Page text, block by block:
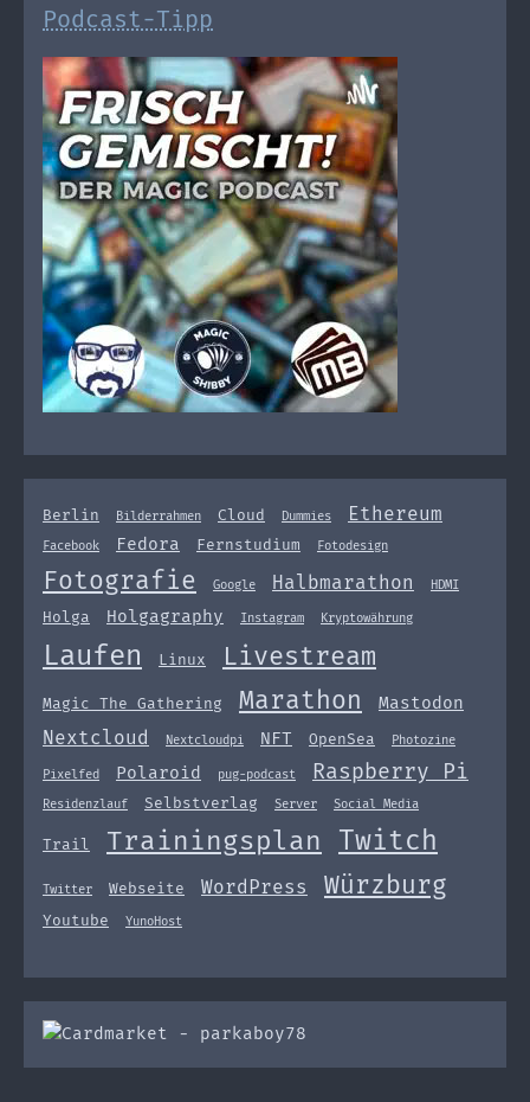
Podcast-Tipp
Berlin Bilderrahmen Cloud Dummies Ethereum
Facebook Fedora Fernstudium Fotodesign
Fotografie Google Halbmarathon HDMI
Holga Holgagraphy Instagram Kryptowährung
Laufen Linux Livestream
Magic The Gathering Marathon Mastodon
Nextcloud Nextcloudpi NFT OpenSea Photozine
Pixelfed Polaroid pug-podcast Raspberry Pi
Residenzlauf Selbstverlag Server Social Media
Trail Trainingsplan Twitch
Twitter Webseite WordPress Würzburg
Youtube YunoHost